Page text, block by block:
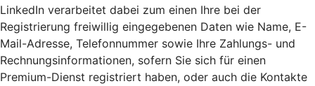
LinkedIn verarbeitet dabei zum einen Ihre bei der
Registrierung freiwillig eingegebenen Daten wie Name, E-
Mail-Adresse, Telefonnummer sowie Ihre Zahlungs- und
Rechnungsinformationen, sofern Sie sich für einen
Premium-Dienst registriert haben, oder auch die Kontakte